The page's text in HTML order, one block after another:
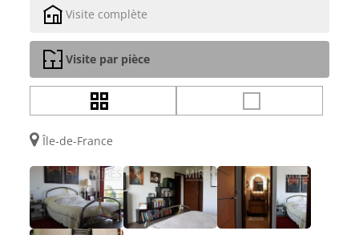
Visite complète
Visite par pièce
Île-de-France